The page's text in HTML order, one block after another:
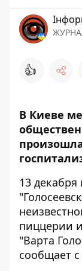
👍
В Киеве
13 декабря
пиццерии
"Варта
сообщает